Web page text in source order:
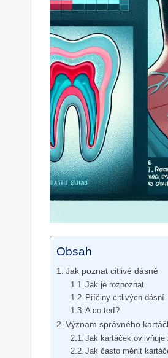
Obsah
Jak poznat citlivé dásně
Jak je rozpoznat
Příčiny citlivých dásní
A co teď?
Význam správného
Jak kartáček ovlivňuje
Jak často měnit